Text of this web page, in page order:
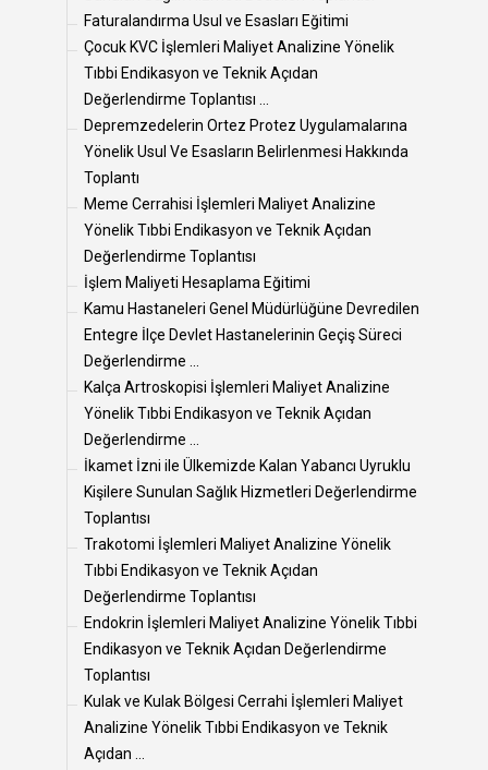
Faturalandırma Usul ve Esasları Eğitimi
Çocuk KVC İşlemleri Maliyet Analizine Yönelik
Tıbbi Endikasyon ve Teknik Açıdan
Değerlendirme Toplantısı ...
Depremzedelerin Ortez Protez Uygulamalarına
Yönelik Usul Ve Esasların Belirlenmesi Hakkında
Toplantı
Meme Cerrahisi İşlemleri Maliyet Analizine
Yönelik Tıbbi Endikasyon ve Teknik Açıdan
Değerlendirme Toplantısı
İşlem Maliyeti Hesaplama Eğitimi
Kamu Hastaneleri Genel Müdürlüğüne Devredilen
Entegre İlçe Devlet Hastanelerinin Geçiş Süreci
Değerlendirme ...
Kalça Artroskopisi İşlemleri Maliyet Analizine
Yönelik Tıbbi Endikasyon ve Teknik Açıdan
Değerlendirme ...
İkamet İzni ile Ülkemizde Kalan Yabancı Uyruklu
Kişilere Sunulan Sağlık Hizmetleri Değerlendirme
Toplantısı
Trakotomi İşlemleri Maliyet Analizine Yönelik
Tıbbi Endikasyon ve Teknik Açıdan
Değerlendirme Toplantısı
Endokrin İşlemleri Maliyet Analizine Yönelik Tıbbi
Endikasyon ve Teknik Açıdan Değerlendirme
Toplantısı
Kulak ve Kulak Bölgesi Cerrahi İşlemleri Maliyet
Analizine Yönelik Tıbbi Endikasyon ve Teknik
Açıdan ...